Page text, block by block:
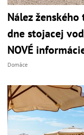
Nález
dne stojacej
NOVÉ
Domáce